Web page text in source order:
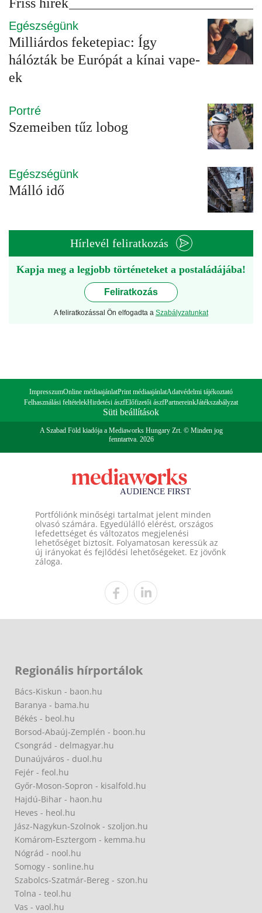
Friss hírek
Egészségünk
Milliárdos feketepiac: Így
hálózták be Európát a kínai vape-
ek
Portré
Szemeiben tűz lobog
Egészségünk
Málló idő
Hírlevél feliratkozás
Kapja meg a legjobb történeteket a postaládájába!
Feliratkozás
A feliratkozással Ön elfogadta a Szabályzatunkat
ImpresszumOnline médiaajánlatPrint médiaajánlatAdatvédelmi tájékoztató
Felhasználási feltételekHirdetési ászfElőfizetői ászfPartnereinkJátékszabályzat
Süti beállítások
A Szabad Föld kiadója a Mediaworks Hungary Zrt. © Minden jog
fenntartva. 2026
Portfóliónk minőségi tartalmat jelent minden
olvasó számára. Egyedülálló elérést, országos
lefedettséget és változatos megjelenési
lehetőséget biztosít. Folyamatosan keressük az
új irányokat és fejlődési lehetőségeket. Ez jövőnk
záloga.
Regionális hírportálok
Bács-Kiskun - baon.hu
Baranya - bama.hu
Békés - beol.hu
Borsod-Abaúj-Zemplén - boon.hu
Csongrád - delmagyar.hu
Dunaújváros - duol.hu
Fejér - feol.hu
Győr-Moson-Sopron - kisalfold.hu
Hajdú-Bihar - haon.hu
Heves - heol.hu
Jász-Nagykun-Szolnok - szoljon.hu
Komárom-Esztergom - kemma.hu
Nógrád - nool.hu
Somogy - sonline.hu
Szabolcs-Szatmár-Bereg - szon.hu
Tolna - teol.hu
Vas - vaol.hu